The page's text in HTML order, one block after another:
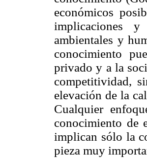
económicos
implicaciones
ambientales y
conocimiento
privado y a la
competitividad,
elevación de la
Cualquier
conocimiento de
implican sólo la
pieza muy